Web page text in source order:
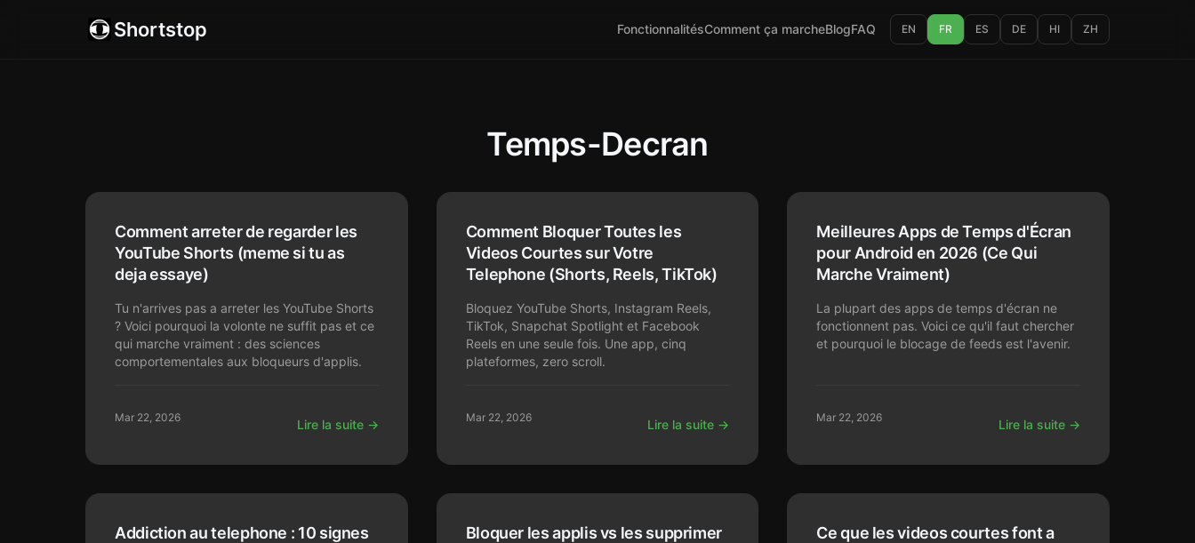
Shortstop FonctionnalitésComment ça marcheBlogFAQ EN FR ES DE HI ZH
Temps-Decran
Comment arreter de regarder les
YouTube Shorts (meme si tu as
deja essaye)
Tu n'arrives pas a arreter les YouTube Shorts
? Voici pourquoi la volonte ne suffit pas et ce
qui marche vraiment : des sciences
comportementales aux bloqueurs d'applis.
Mar 22, 2026 Lire la suite →
Comment Bloquer Toutes les
Videos Courtes sur Votre
Telephone (Shorts, Reels, TikTok)
Bloquez YouTube Shorts, Instagram Reels,
TikTok, Snapchat Spotlight et Facebook
Reels en une seule fois. Une app, cinq
plateformes, zero scroll.
Mar 22, 2026 Lire la suite →
Meilleures Apps de Temps d'Écran
pour Android en 2026 (Ce Qui
Marche Vraiment)
La plupart des apps de temps d'écran ne
fonctionnent pas. Voici ce qu'il faut chercher
et pourquoi le blocage de feeds est l'avenir.
Mar 22, 2026 Lire la suite →
Addiction au telephone : 10 signes
Bloquer les applis vs les supprimer
Ce que les videos courtes font a